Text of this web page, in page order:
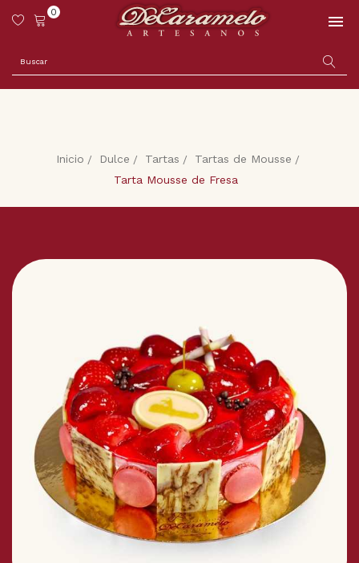
0 
Inicio Dulce Tartas
Tartas de Mousse
Tarta Mousse de Fresa
Iniciar sesión
Debe iniciar sesión para guardar productos en su lista
de deseos